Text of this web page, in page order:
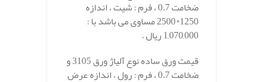
ضخامت 0.7 ، فرم : شیت ، اندازه
1250*2500 مساوی می باشد با :
1,070,000 ریال .
قیمت ورق ساده نوع آلیاژ ورق 3105 و
ضخامت 0.7 ، فرم : رول ، اندازه عرض